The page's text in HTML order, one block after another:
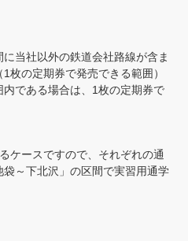
当社以外の鉄道会社路線が含ま
枚の定期券で発売できる範囲）
である場合は、1枚の定期券で
ケースですので、それぞれの通
～下北沢」の区間で実習用通学